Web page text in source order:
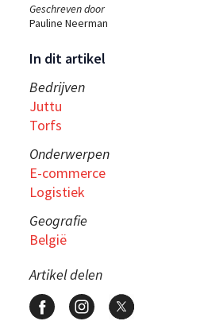
Geschreven door
Pauline Neerman
In dit artikel
Bedrijven
Juttu
Torfs
Onderwerpen
E-commerce
Logistiek
Geografie
België
Artikel delen